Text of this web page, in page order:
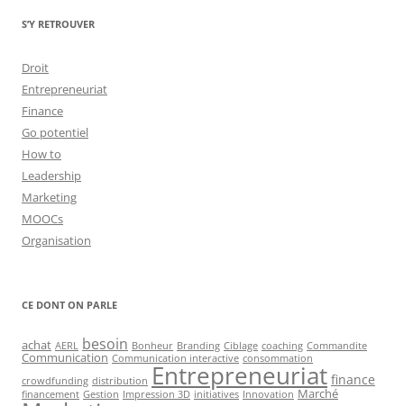
S’Y RETROUVER
Droit
Entrepreneuriat
Finance
Go potentiel
How to
Leadership
Marketing
MOOCs
Organisation
CE DONT ON PARLE
achat AERL besoin Bonheur Branding Ciblage coaching Commandite
Communication Communication interactive consommation
crowdfunding distribution Entrepreneuriat finance
financement Gestion Impression 3D initiatives Innovation Marché